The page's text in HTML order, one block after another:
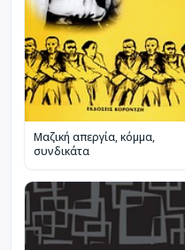
Μαζική απεργία, κόμμα,
συνδικάτα